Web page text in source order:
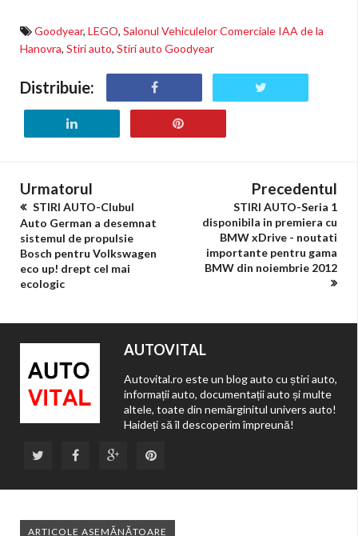
Goodyear, LEGO, Salonul Vehiculelor Comerciale IAA de la
Hanovra, Stiri auto, Stiri auto Goodyear
Distribuie:
Urmatorul
STIRI AUTO-Clubul
Auto German a desemnat
sistemul de propulsie
Bosch pentru Volkswagen
eco up! drept cel mai
ecologic
Precedentul
STIRI AUTO-Seria 1
disponibila in premiera cu
BMW xDrive - noutati
importante pentru gama
BMW din noiembrie 2012
AUTOVITAL
Autovital.ro este un blog auto cu știri auto,
informații auto, documentații auto și multe
altele, toate din nemărginitul univers auto!
Haideți să îl descoperim împreună!
ARTICOLE ASEMĂNĂTOARE